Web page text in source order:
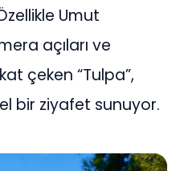
Umut
açıları ve
çeken “Tulpa”,
bir ziyafet sunuyor.